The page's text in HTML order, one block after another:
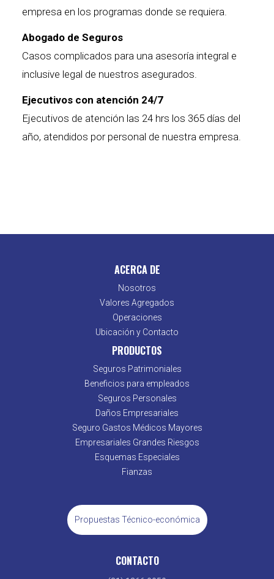
empresa en los programas donde se requiera.
Abogado de Seguros
Casos complicados para una asesoría integral e
inclusive legal de nuestros asegurados.
Ejecutivos con atención 24/7
Ejecutivos de atención las 24 hrs los 365 días del
año, atendidos por personal de nuestra empresa.
ACERCA DE
Nosotros
Valores Agregados
Operaciones
Ubicación y Contacto
PRODUCTOS
Seguros Patrimoniales
Beneficios para empleados
Seguros Personales
Daños Empresariales
Seguro Gastos Médicos Mayores
Empresariales Grandes Riesgos
Esquemas Especiales
Fianzas
Propuestas Técnico-económica
CONTACTO